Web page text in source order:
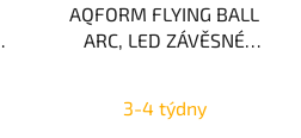
AQFORM FLYING BALL
ARC, LED ZÁVĚSNÉ
3-4 týdny